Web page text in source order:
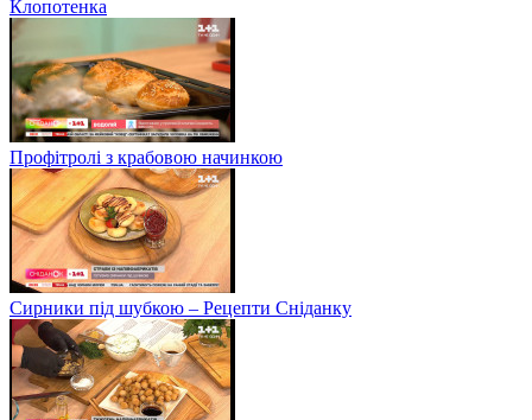
Клопотенка
Профітролі з крабовою начинкою
Сирники під шубкою – Рецепти Сніданку